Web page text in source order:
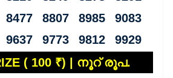
8477 8807 8985 9083
9637 9773 9812 9929
( 100 ₹) | നൂറ് രൂപ.